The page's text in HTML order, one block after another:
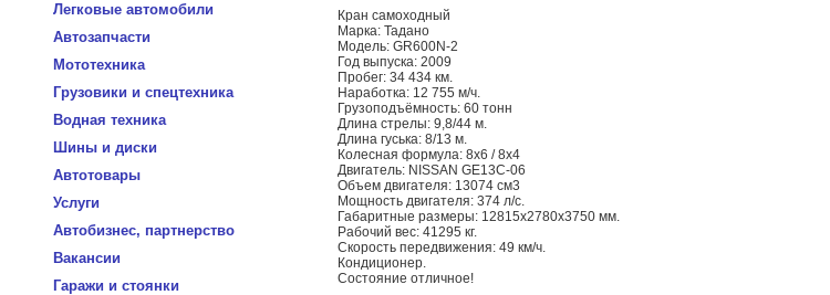
Легковые автомобили
Автозапчасти
Мототехника
Грузовики и спецтехника
Водная техника
Шины и диски
Автотовары
Услуги
Автобизнес, партнерство
Вакансии
Гаражи и стоянки
Кран самоходный
Марка: Тадано
Модель: GR600N-2
Год выпуска: 2009
Пробег: 34 434 км.
Наработка: 12 755 м/ч.
Грузоподъёмность: 60 тонн
Длина стрелы: 9,8/44 м.
Длина гуська: 8/13 м.
Колесная формула: 8x6 / 8x4
Двигатель: NISSAN GE13C-06
Объем двигателя: 13074 см3
Мощность двигателя: 374 л/с.
Габаритные размеры: 12815х2780х3750 мм.
Рабочий вес: 41295 кг.
Скорость передвижения: 49 км/ч.
Кондиционер.
Состояние отличное!